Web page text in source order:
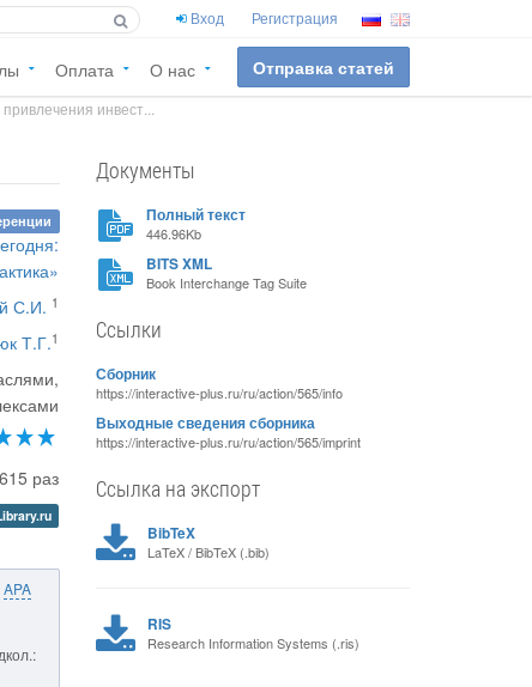
Вход Регистрация
Оплата О нас Отправка статей
инвест...
С.И. 1
Т.Г.1
раз
APA
Документы
Полный текст
446.96Kb
BITS XML
Book Interchange Tag Suite
Ссылки
Сборник
https://interactive-plus.ru/ru/action/565/info
Выходные сведения сборника
https://interactive-plus.ru/ru/action/565/imprint
Ссылка на экспорт
BibTeX
LaTeX / BibTeX (.bib)
RIS
Research Information Systems (.ris)